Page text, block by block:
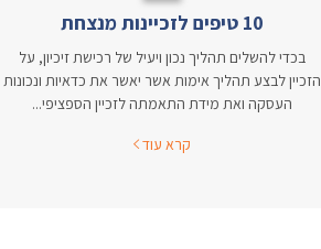
10 טיפים לזכיינות מנצחת
בכדי להשלים תהליך נכון ויעיל של רכישת זיכיון, על
הזכיין לבצע תהליך אימות אשר יאשר את כדאיות ונכונות
העסקה ואת מידת התאמתה לזכיין הספציפי...
קרא עוד